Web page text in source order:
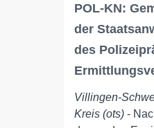
POL-KN:
der
des
Villingen-
Kreis (ots) -